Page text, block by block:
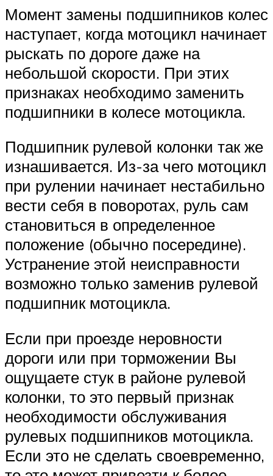
Момент замены подшипников колес
наступает, когда мотоцикл начинает
рыскать по дороге даже на
небольшой скорости. При этих
признаках необходимо заменить
подшипники в колесе мотоцикла.
Подшипник рулевой колонки так же
изнашивается. Из-за чего мотоцикл
при рулении начинает нестабильно
вести себя в поворотах, руль сам
становиться в определенное
положение (обычно посередине).
Устранение этой неисправности
возможно только заменив рулевой
подшипник мотоцикла.
Если при проезде неровности
дороги или при торможении Вы
ощущаете стук в районе рулевой
колонки, то это первый признак
необходимости обслуживания
рулевых подшипников мотоцикла.
Если это не сделать своевременно,